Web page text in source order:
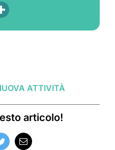
ATTIVITÀ
articolo!
TwitterEmail